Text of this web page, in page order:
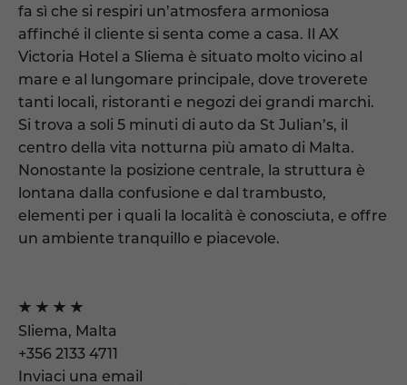
fa sì che si respiri un’atmosfera armoniosa
affinché il cliente si senta come a casa. Il AX
Victoria Hotel a Sliema è situato molto vicino al
mare e al lungomare principale, dove troverete
tanti locali, ristoranti e negozi dei grandi marchi.
Si trova a soli 5 minuti di auto da St Julian’s, il
centro della vita notturna più amato di Malta.
Nonostante la posizione centrale, la struttura è
lontana dalla confusione e dal trambusto,
elementi per i quali la località è conosciuta, e offre
un ambiente tranquillo e piacevole.
Sliema, Malta
+356 2133 4711
Inviaci una email